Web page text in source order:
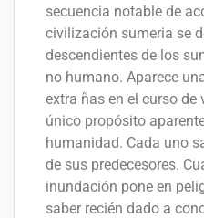
secuencia notable de
civilización sumeria se
descendientes de los
no humano. Aparece
extra ñas en el curso de
único propósito
humanidad. Cada uno
de sus predecesores.
inundación pone en
saber recién dado a